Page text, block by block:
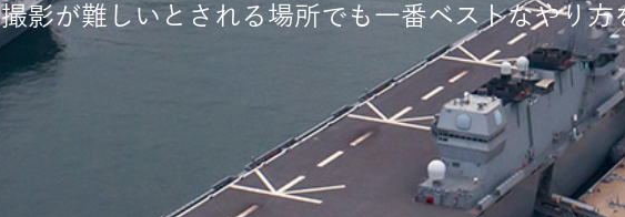
撮影が難しいとされる場所でも一番ベストなやり方